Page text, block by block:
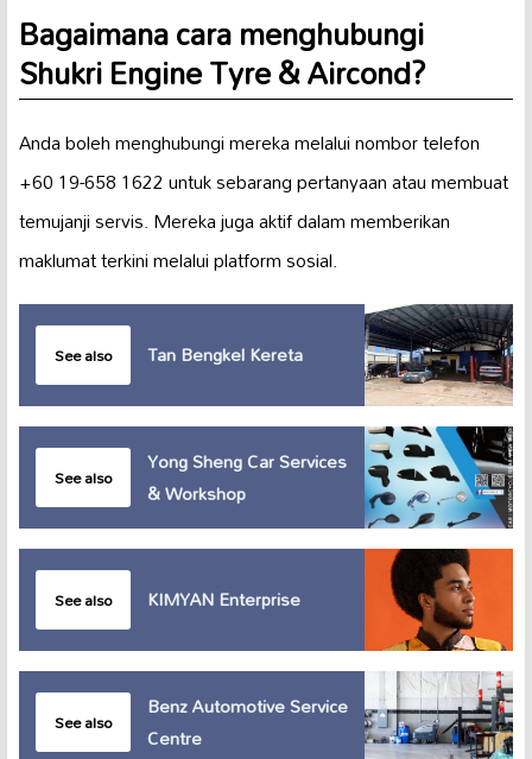
Bagaimana cara menghubungi
Shukri Engine Tyre & Aircond?
Anda boleh menghubungi mereka melalui nombor telefon
+60 19-658 1622 untuk sebarang pertanyaan atau membuat
temujanji servis. Mereka juga aktif dalam memberikan
maklumat terkini melalui platform sosial.
See also Tan Bengkel Kereta
See also
Yong Sheng Car Services
& Workshop
See also KIMYAN Enterprise
See also
Benz Automotive Service
Centre